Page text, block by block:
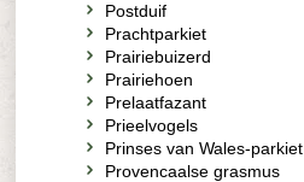
Postduif
Prachtparkiet
Prairiebuizerd
Prairiehoen
Prelaatfazant
Prieelvogels
Prinses van Wales-parkiet
Provencaalse grasmus